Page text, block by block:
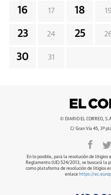
16 17 18
23 24 25
30 31
© DIARIO EL CORREO,
C/ Gran Vía 45, 3ª
En lo posible, para la resolución de litigios
Reglamento (UE) 524/2013, se buscará la
como plataforma de resolución de litigios
enlace https://